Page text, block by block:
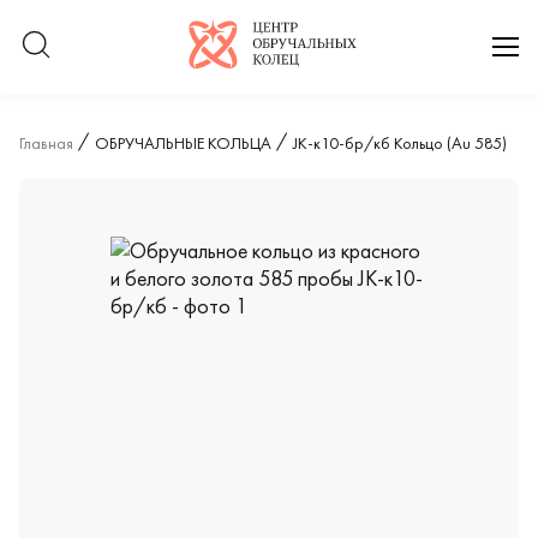
Логотип компании
Главная ОБРУЧАЛЬНЫЕ КОЛЬЦА JK-к10-бр/кб Кольцо (Au 585)